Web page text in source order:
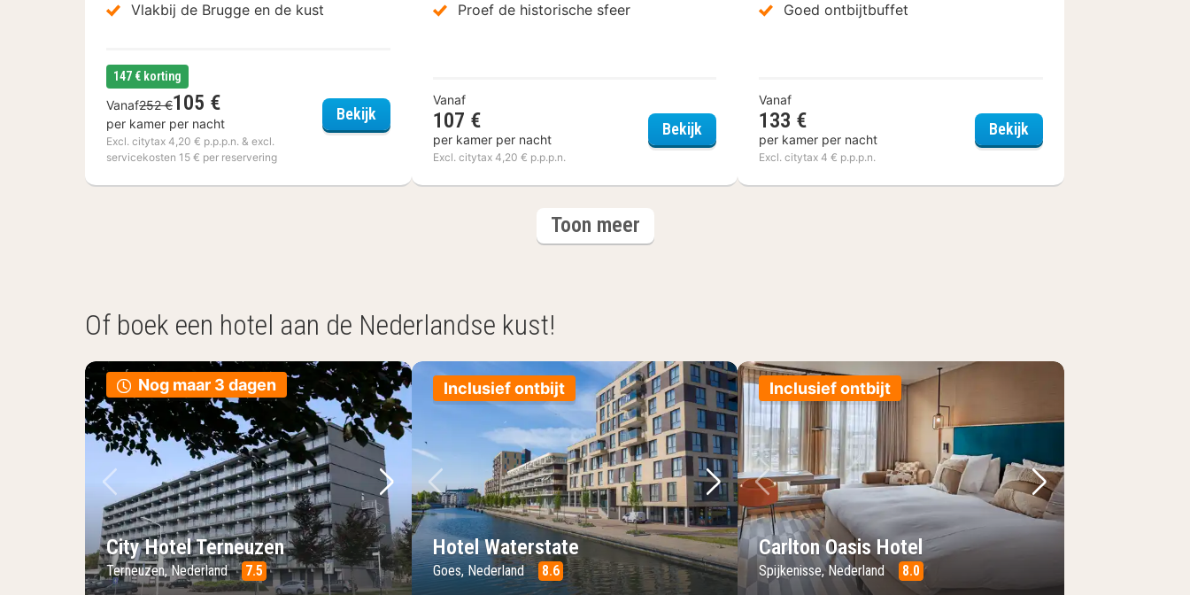
Vlakbij de Brugge en de kust
147 € korting
Vanaf252 €105 €
per kamer per nacht
Excl. citytax 4,20 € p.p.p.n. & excl.
servicekosten 15 € per reservering
BekijkHotel – Restaurant Weinebrugge
Proef de historische sfeer
Vanaf
107 €
per kamer per nacht
Excl. citytax 4,20 € p.p.p.n.
Bekijk Martin's Brugge
Goed ontbijtbuffet
Vanaf
133 €
per kamer per nacht
Excl. citytax 4 € p.p.p.n.
BekijkGreen Park Hotel Brugge
Toon meerhotels
Of boek een hotel aan de Nederlandse kust!
Nog maar 3 dagen
Vorige foto
Volgende foto
City Hotel Terneuzen
Terneuzen, Nederland 7.5
Inclusief ontbijt
Vorige foto
Volgende foto
Hotel Waterstate
Goes, Nederland 8.6
Inclusief ontbijt
Vorige foto
Volgende foto
Carlton Oasis Hotel
Spijkenisse, Nederland 8.0